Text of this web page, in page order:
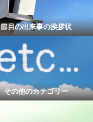
節目の出来事の挨拶状
その他のカテゴリー